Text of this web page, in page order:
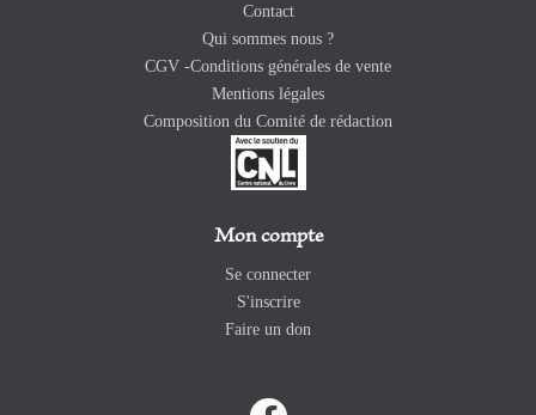
Contact
Qui sommes nous ?
CGV -Conditions générales de vente
Mentions légales
Composition du Comité de rédaction
Mon compte
Se connecter
S'inscrire
Faire un don